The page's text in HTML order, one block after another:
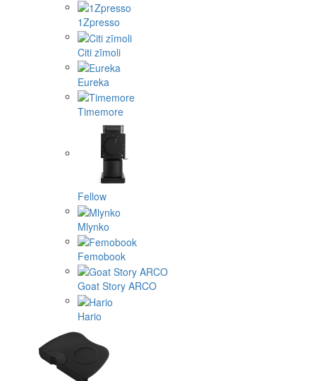
1Zpresso
Citi zīmoli
Eureka
Timemore
Fellow
Mlynko
Femobook
Goat Story ARCO
Hario